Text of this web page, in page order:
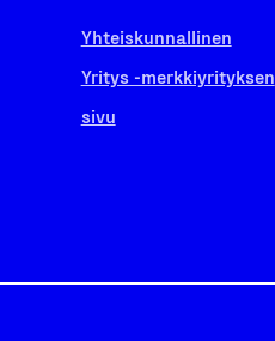
Yhteiskunnallinen
Yritys -merkkiyrityksen
sivu